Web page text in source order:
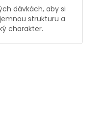
dávkách, aby si
strukturu a
charakter.